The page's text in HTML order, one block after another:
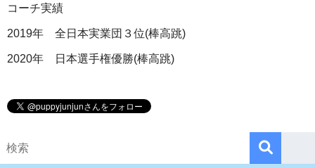
コーチ実績
2019年 全日本実業団３位(棒高跳)
2020年 日本選手権優勝(棒高跳)